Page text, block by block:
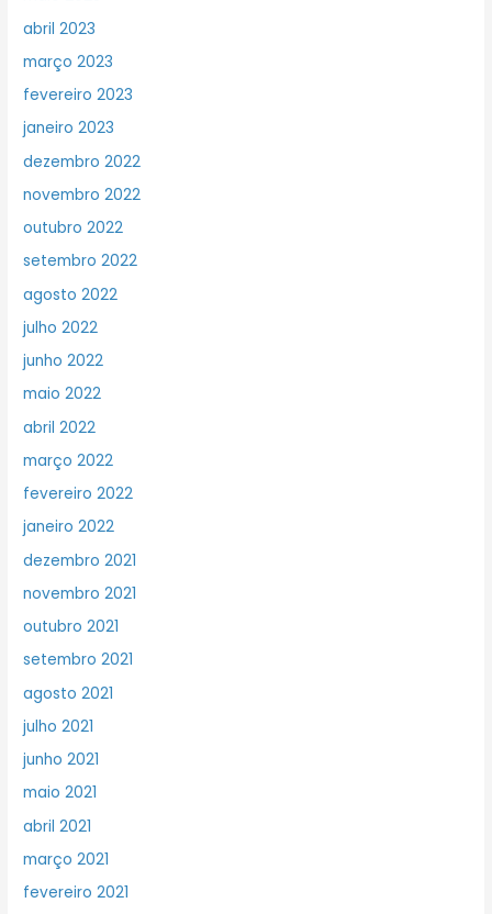
abril 2023
março 2023
fevereiro 2023
janeiro 2023
dezembro 2022
novembro 2022
outubro 2022
setembro 2022
agosto 2022
julho 2022
junho 2022
maio 2022
abril 2022
março 2022
fevereiro 2022
janeiro 2022
dezembro 2021
novembro 2021
outubro 2021
setembro 2021
agosto 2021
julho 2021
junho 2021
maio 2021
abril 2021
março 2021
fevereiro 2021